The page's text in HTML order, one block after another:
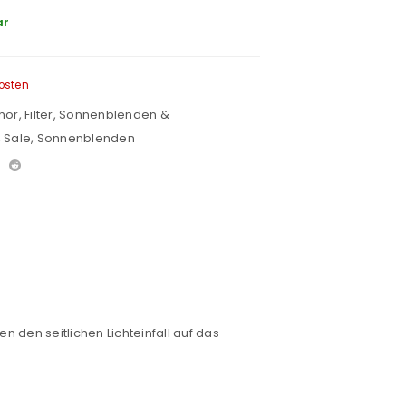
, Filter, Sonnenblenden &
Sale, Sonnenblenden
den seitlichen Lichteinfall auf das